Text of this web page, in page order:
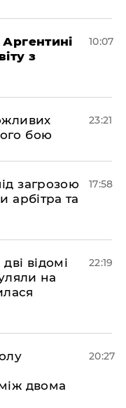
з
10:07
бою
23:21
загрозою
арбітра та
17:58
відомі
на
22:19
двома
20:27